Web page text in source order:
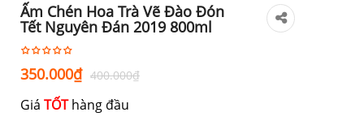
Ấm Chén Hoa Trà Vẽ Đào Đón
Tết Nguyên Đán 2019 800ml
400.000₫Giá
350.000₫
Giá
Giá TỐThàng đầu